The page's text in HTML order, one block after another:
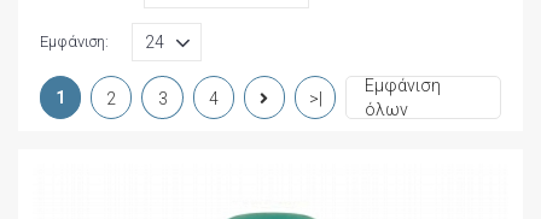
Εμφάνιση:
1 2 3 4 >|
Εμφάνιση
όλων